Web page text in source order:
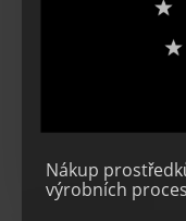
Nákup
výrobních